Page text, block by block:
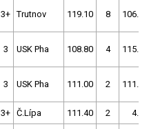
3+ Trutnov 119.10 8 106.50
3 USK Pha 108.80 4 115.90
3 USK Pha 111.00 2 111.10
3+ Č.Lípa 111.40 2 4.00